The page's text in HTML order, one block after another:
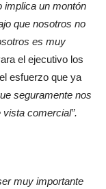
implica un montón
que nosotros no
es muy
el ejecutivo los
esfuerzo que ya
seguramente nos
comercial”.
muy importante